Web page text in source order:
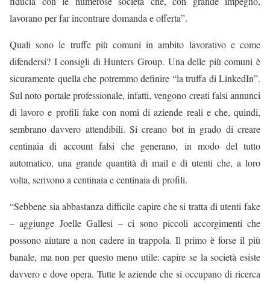
lavorano per far incontrare domanda e offerta”.
Quali sono le truffe più comuni in ambito lavorativo e come
difendersi? I consigli di Hunters Group. Una delle più comuni è
sicuramente quella che potremmo definire “la truffa di LinkedIn”.
Sul noto portale professionale, infatti, vengono creati falsi annunci
di lavoro e profili fake con nomi di aziende reali e che, quindi,
sembrano davvero attendibili. Si creano bot in grado di creare
centinaia di account falsi che generano, in modo del tutto
automatico, una grande quantità di mail e di utenti che, a loro
volta, scrivono a centinaia e centinaia di profili.
“Sebbene sia abbastanza difficile capire che si tratta di utenti fake
– aggiunge Joelle Gallesi – ci sono piccoli accorgimenti che
possono aiutare a non cadere in trappola. Il primo è forse il più
banale, ma non per questo meno utile: capire se la società esiste
davvero e dove opera. Tutte le aziende che si occupano di ricerca